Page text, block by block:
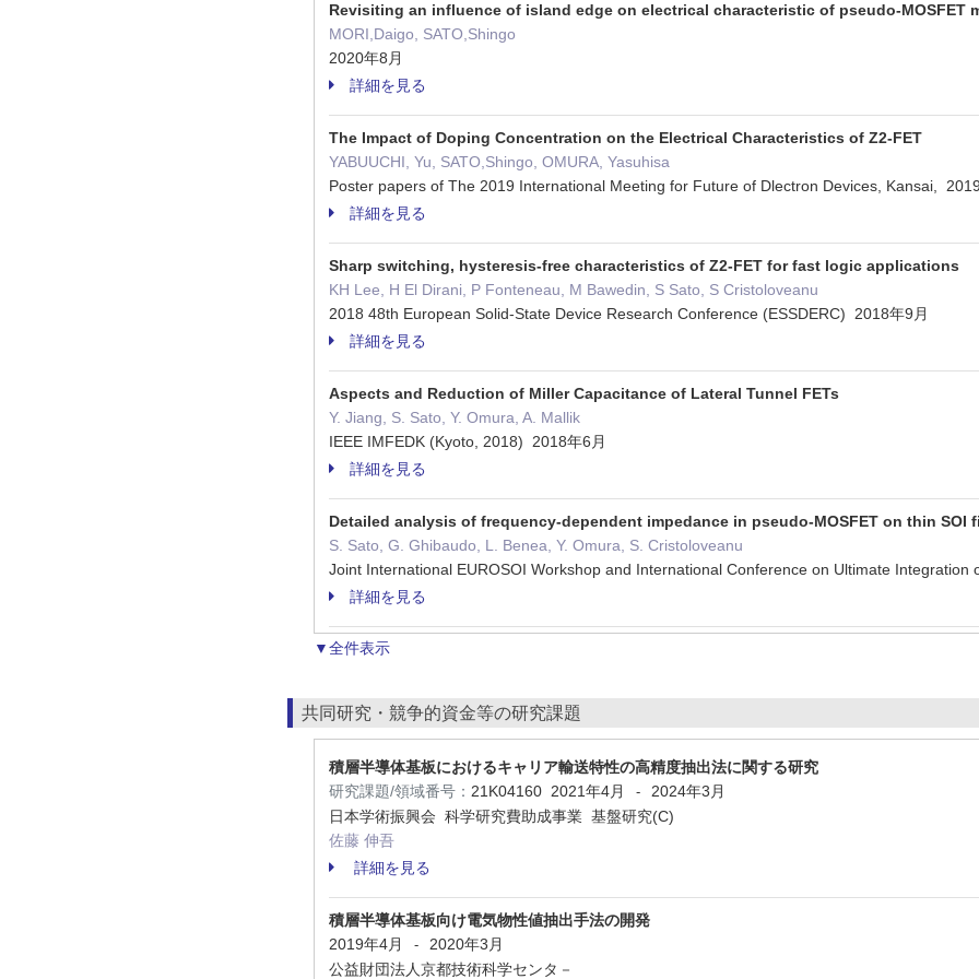
Revisiting an influence of island edge on electrical characteristic of pseudo-MOSFET
MORI,Daigo, SATO,Shingo
2020年8月
詳細を見る
The Impact of Doping Concentration on the Electrical Characteristics of Z2-FET
YABUUCHI, Yu, SATO,Shingo, OMURA, Yasuhisa
Poster papers of The 2019 International Meeting for Future of Dlectron Devices, Kansai,
詳細を見る
Sharp switching, hysteresis-free characteristics of Z2-FET for fast logic applications
KH Lee, H El Dirani, P Fonteneau, M Bawedin, S Sato, S Cristoloveanu
2018 48th European Solid-State Device Research Conference (ESSDERC) 2018年9月
詳細を見る
Aspects and Reduction of Miller Capacitance of Lateral Tunnel FETs
Y. Jiang, S. Sato, Y. Omura, A. Mallik
IEEE IMFEDK (Kyoto, 2018) 2018年6月
詳細を見る
Detailed analysis of frequency-dependent impedance in pseudo-MOSFET on thin SOI
S. Sato, G. Ghibaudo, L. Benea, Y. Omura, S. Cristoloveanu
Joint International EUROSOI Workshop and International Conference on Ultimate Integration
詳細を見る
▼全件表示
共同研究・競争的資金等の研究課題
積層半導体基板におけるキャリア輸送特性の高精度抽出法に関する研究
研究課題/領域番号： 21K04160 2021年4月 -
2024年3月
日本学術振興会 科学研究費助成事業 基盤研究(C)
佐藤 伸吾
詳細を見る
積層半導体基板向け電気物性値抽出手法の開発
2019年4月
-
2020年3月
公益財団法人京都技術科学センタ－